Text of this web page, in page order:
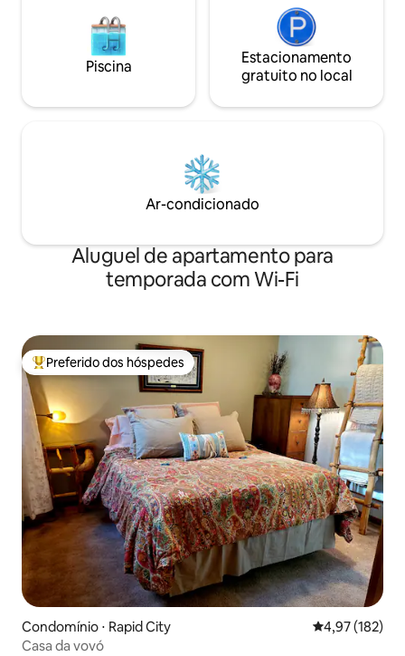
Piscina
Estacionamento
gratuito no local
Ar-condicionado
Aluguel de apartamento para
temporada com Wi-Fi
Entre os melhores preferidos dos hóspedes
Preferido dos hóspedes
Condomínio ⋅ Rapid City 4,97 de uma
4,97 (182)
Casa da vovó